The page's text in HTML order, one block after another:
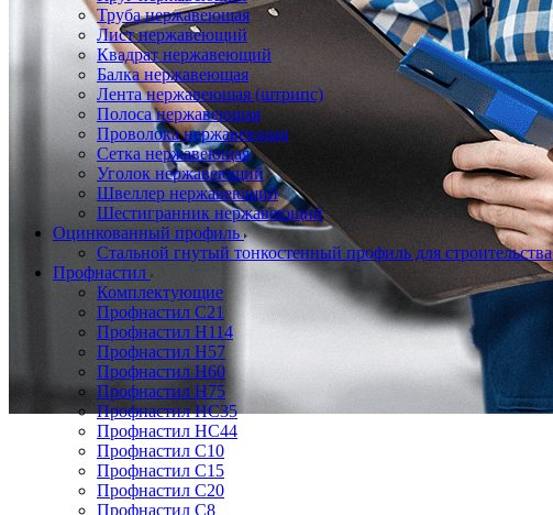
Труба нержавеющая
Лист нержавеющий
Квадрат нержавеющий
Балка нержавеющая
Лента нержавеющая (штрипс)
Полоса нержавеющая
Проволока нержавеющая
Сетка нержавеющая
Уголок нержавеющий
Швеллер нержавеющий
Шестигранник нержавеющий
Оцинкованный профиль
Стальной гнутый тонкостенный профиль для строительства
Профнастил
Комплектующие
Профнастил C21
Профнастил Н114
Профнастил Н57
Профнастил Н60
Профнастил Н75
Профнастил НС35
Профнастил НС44
Профнастил С10
Профнастил С15
Профнастил С20
Профнастил С8